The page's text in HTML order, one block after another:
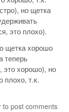
но щетка
это плохо).
щетка хорошо
теперь
это хорошо), но
плохо, т.к.
to post comments